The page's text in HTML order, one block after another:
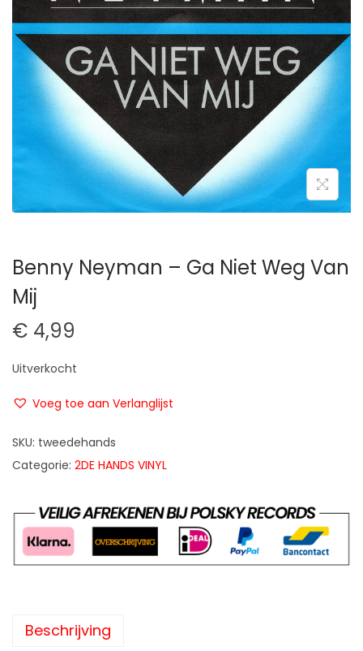
t
i
e
u
d
Benny Neyman – Ga Niet Weg Van
Mij
€ 4,99
Uitverkocht
Voeg toe aan Verlanglijst
SKU: tweedehands
Categorie: 2DE HANDS VINYL
Beschrijving